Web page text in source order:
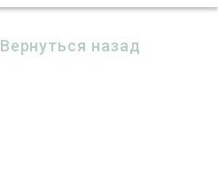
Вернуться назад